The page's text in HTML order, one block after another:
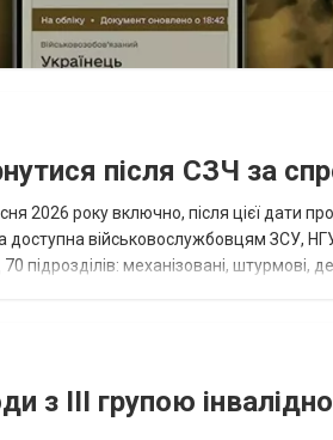
після СЗЧ за
2026 року включно, після цієї дати
доступна військовослужбовцям ЗСУ,
механізовані, штурмові,
з III групою